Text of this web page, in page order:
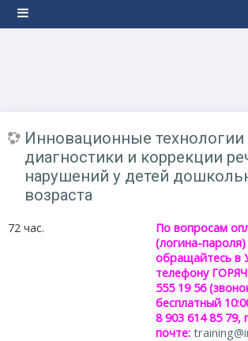
Боковая панель
Инновационные технологии
диагностики и коррекции
нарушений у детей
возраста
По вопросам
(логина-пароля)
обращайтесь в
телефону
555 19 56
бесплатный
8 903 614 85 79,
почте:
72 час.